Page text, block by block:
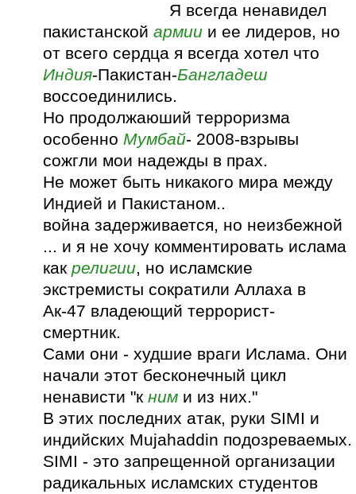
Я всегда ненавидел
пакистанскойармии и ее лидеров, но
от всего сердца я всегда хотел что
Индия-Пакистан-Бангладеш
воссоединились.
Но продолжаюший терроризма
особенноМумбай- 2008-взрывы
сожгли мои надежды в прах.
Не может быть никакого мира между
Индией и Пакистаном..
война задерживается, но неизбежной
... и я не хочу комментировать ислама
какрелигии, но исламские
экстремисты сократили Аллаха в
Ак-47 владеющий террорист-
смертник.
Сами они - худшие враги Ислама. Они
начали этот бесконечный цикл
ненависти "кним и из них."
В этих последних атак, руки SIMI и
индийских Mujahaddin подозреваемых.
SIMI - это запрещенной организации
радикальных исламских студентов